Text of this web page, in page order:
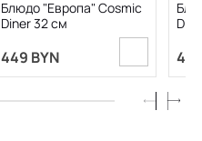
Блюдо "Европа" Cosmic
Diner 32 см
449 BYN